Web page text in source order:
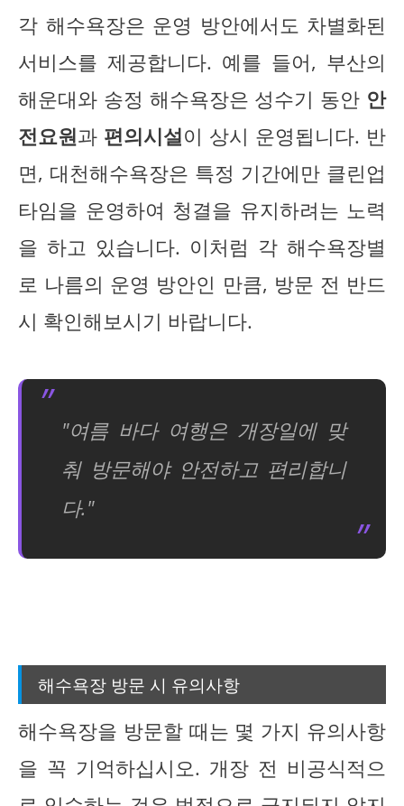
각 해수욕장은 운영 방안에서도 차별화된
서비스를 제공합니다. 예를 들어, 부산의
해운대와 송정 해수욕장은 성수기 동안 안
전요원과 편의시설이 상시 운영됩니다. 반
면, 대천해수욕장은 특정 기간에만 클린업
타임을 운영하여 청결을 유지하려는 노력
을 하고 있습니다. 이처럼 각 해수욕장별
로 나름의 운영 방안인 만큼, 방문 전 반드
시 확인해보시기 바랍니다.
"여름 바다 여행은 개장일에 맞
춰 방문해야 안전하고 편리합니
다."
해수욕장 방문 시 유의사항
해수욕장을 방문할 때는 몇 가지 유의사항
을 꼭 기억하십시오. 개장 전 비공식적으